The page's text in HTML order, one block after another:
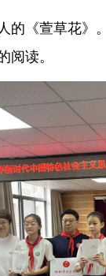
的《萱草花
阅读。